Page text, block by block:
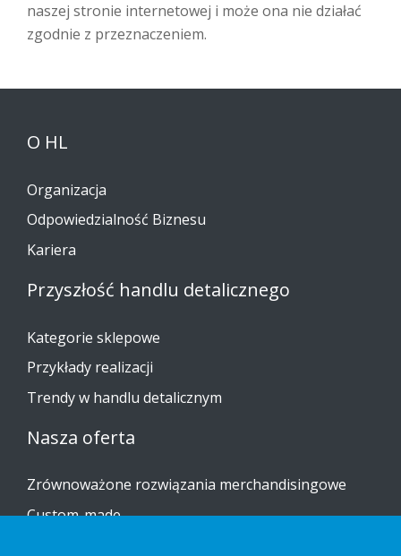
naszej stronie internetowej i może ona nie działać
zgodnie z przeznaczeniem.
O HL
Organizacja
Odpowiedzialność Biznesu
Kariera
Przyszłość handlu detalicznego
Kategorie sklepowe
Przykłady realizacji
Trendy w handlu detalicznym
Nasza oferta
Zrównoważone rozwiązania merchandisingowe
Custom-made